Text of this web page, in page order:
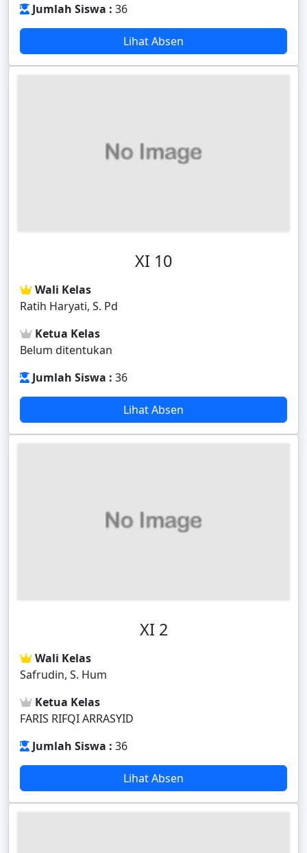
Jumlah Siswa : 36
Lihat Absen
XI 10
Wali Kelas
Ratih Haryati, S. Pd
Ketua Kelas
Belum ditentukan
Jumlah Siswa : 36
Lihat Absen
XI 2
Wali Kelas
Safrudin, S. Hum
Ketua Kelas
FARIS RIFQI ARRASYID
Jumlah Siswa : 36
Lihat Absen